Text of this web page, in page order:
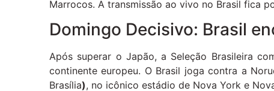
Marrocos. A transmissão ao vivo no Brasil fica
Domingo Decisivo: Brasil
Após superar o Japão, a Seleção Brasileira
continente europeu. O Brasil joga contra a
Brasília), no icônico estádio de Nova York e